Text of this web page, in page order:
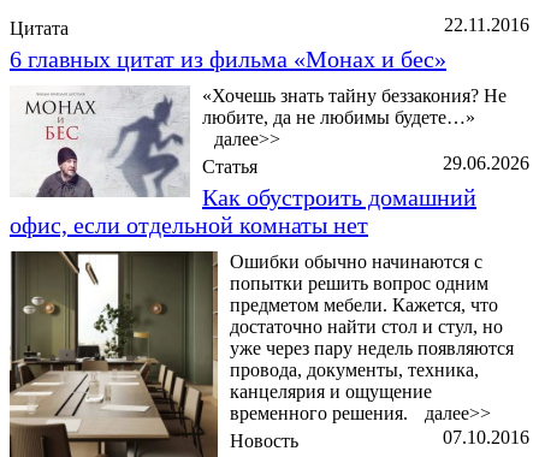
22.11.2016
Цитата
6 главных цитат из фильма «Монах и бес»
«Хочешь знать тайну беззакония? Не
любите, да не любимы будете…»
далее>>
29.06.2026
Статья
Как обустроить домашний
офис, если отдельной комнаты нет
Ошибки обычно начинаются с
попытки решить вопрос одним
предметом мебели. Кажется, что
достаточно найти стол и стул, но
уже через пару недель появляются
провода, документы, техника,
канцелярия и ощущение
временного решения.
далее>>
07.10.2016
Новость